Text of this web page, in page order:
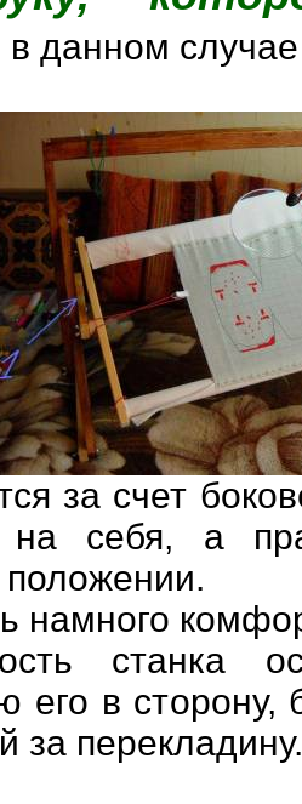
в данном
за счет
на себя, а
намного
станка
его в
за перекладину.